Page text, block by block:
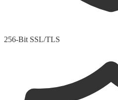
256-Bit SSL/TLS